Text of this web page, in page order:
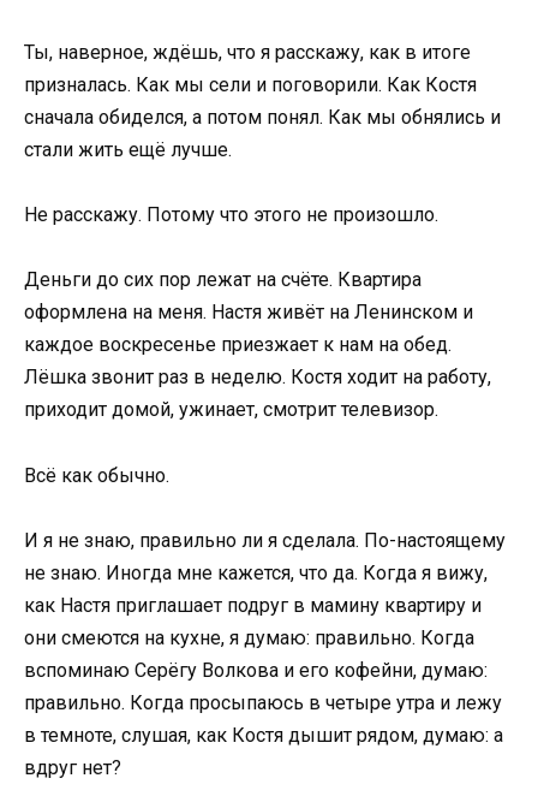
Ты, наверное, ждёшь, что я расскажу, как в итоге
призналась. Как мы сели и поговорили. Как Костя
сначала обиделся, а потом понял. Как мы обнялись и
стали жить ещё лучше.
Не расскажу. Потому что этого не произошло.
Деньги до сих пор лежат на счёте. Квартира
оформлена на меня. Настя живёт на Ленинском и
каждое воскресенье приезжает к нам на обед.
Лёшка звонит раз в неделю. Костя ходит на работу,
приходит домой, ужинает, смотрит телевизор.
Всё как обычно.
И я не знаю, правильно ли я сделала. По-настоящему
не знаю. Иногда мне кажется, что да. Когда я вижу,
как Настя приглашает подруг в мамину квартиру и
они смеются на кухне, я думаю: правильно. Когда
вспоминаю Серёгу Волкова и его кофейни, думаю:
правильно. Когда просыпаюсь в четыре утра и лежу
в темноте, слушая, как Костя дышит рядом, думаю: а
вдруг нет?